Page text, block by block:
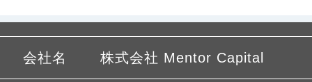
会社名 株式会社 Mentor Capital